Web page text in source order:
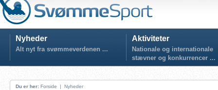
Nyheder
Alt nyt fra svømmeverdenen ...
Aktiviteter
Nationale og internationale
stævner og konkurrencer ...
Du er her: Forside | Nyheder